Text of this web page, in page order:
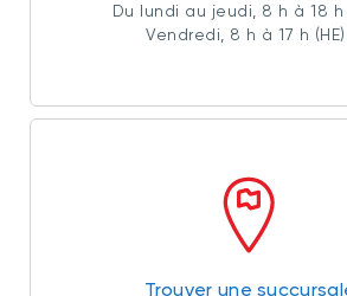
Du lundi au jeudi, 8 h à 18 h
Vendredi, 8 h à 17 h (HE)
Trouver une